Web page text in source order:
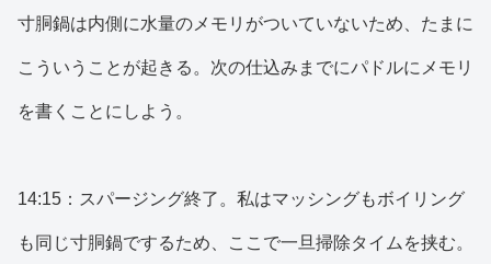
寸胴鍋は内側に水量のメモリがついていないため、たまに
こういうことが起きる。次の仕込みまでにパドルにメモリ
を書くことにしよう。
14:15：スパージング終了。私はマッシングもボイリング
も同じ寸胴鍋でするため、ここで一旦掃除タイムを挟む。